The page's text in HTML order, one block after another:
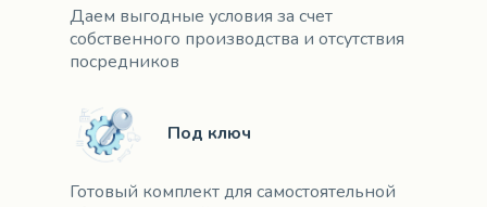
Даем выгодные условия за счет
собственного производства и отсутствия
посредников
Готовый комплект для самостоятельной
Под ключ